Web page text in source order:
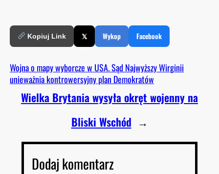
Kopiuj Link 𝕏 Wykop Facebook
Wojna o mapy wyborcze w USA. Sąd Najwyższy Wirginii
unieważnia kontrowersyjny plan Demokratów
Wielka Brytania wysyła okręt wojenny na
Bliski Wschód →
Dodaj komentarz